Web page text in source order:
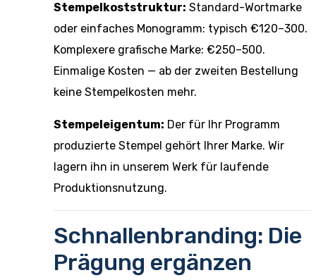
Stempelkoststruktur: Standard-Wortmarke
oder einfaches Monogramm: typisch €120–300.
Komplexere grafische Marke: €250–500.
Einmalige Kosten — ab der zweiten Bestellung
keine Stempelkosten mehr.
Stempeleigentum: Der für Ihr Programm
produzierte Stempel gehört Ihrer Marke. Wir
lagern ihn in unserem Werk für laufende
Produktionsnutzung.
Schnallenbranding: Die
Prägung ergänzen